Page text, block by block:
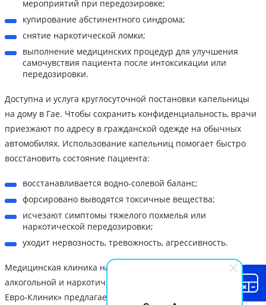
мероприятий при передозировке;
купирование абстинентного синдрома;
снятие наркотической ломки;
выполнение медицинских процедур для улучшения
самочувствия пациента после интоксикации или
передозировки.
Доступна и услуга круглосуточной постановки капельницы
на дому в Гае. Чтобы сохранить конфиденциальность, врачи
приезжают по адресу в гражданской одежде на обычных
автомобилях. Использование капельниц помогает быстро
восстановить состояние пациента:
восстанавливается водно-солевой баланс;
форсировано выводятся токсичные вещества;
исчезают симптомы тяжелого похмелья или
наркотической передозировки;
уходит нервозность, тревожность, агрессивность.
Медицинская клиника наркологической помощи при
алкогольной и наркотической зависимости «Наркология
Евро-Клиник» предлагает передовую реабилитацию от